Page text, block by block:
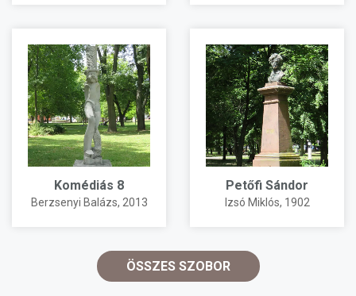
Komédiás 8
Berzsenyi Balázs, 2013
Petőfi Sándor
Izsó Miklós, 1902
ÖSSZES SZOBOR